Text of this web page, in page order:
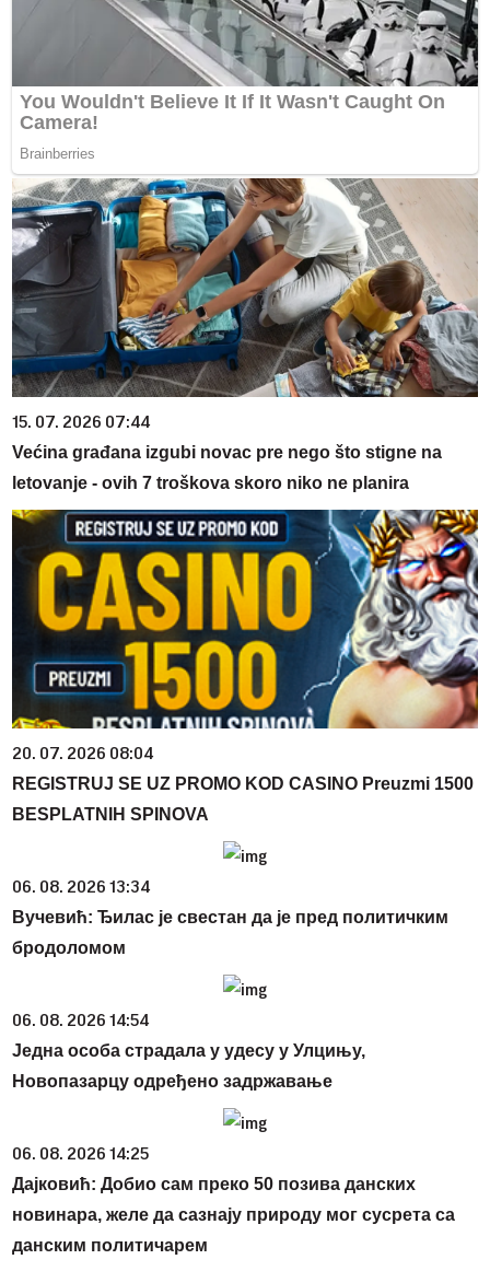
15. 07. 2026 07:44
Većina građana izgubi novac pre nego što stigne na
letovanje - ovih 7 troškova skoro niko ne planira
20. 07. 2026 08:04
REGISTRUJ SE UZ PROMO KOD CASINO Preuzmi 1500
BESPLATNIH SPINOVA
06. 08. 2026 13:34
Вучевић: Ђилас је свестан да је пред политичким
бродоломом
06. 08. 2026 14:54
Једна особа страдала у удесу у Улцињу,
Новопазарцу одређено задржавање
06. 08. 2026 14:25
Дајковић: Добио сам преко 50 позива данских
новинара, желе да сазнају природу мог сусрета са
данским политичарем